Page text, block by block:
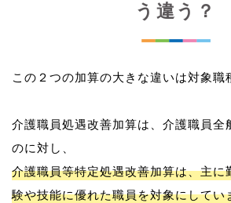
う違う？
この２つの加算の大きな違いは対象職
介護職員処遇改善加算は、介護職員全
介護職員等特定処遇改善加算は、主に
験や技能に優れた職員を対象にしてい